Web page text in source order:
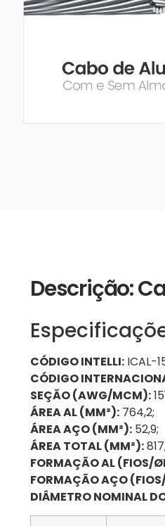
Descrição:
CÓDIGO INTELLI: ICAL-
CÓDIGO
SEÇÃO (AWG/MCM):
ÁREA AL (MM²): 764,2;
ÁREA AÇO (MM²): 52,9;
ÁREA TOTAL (MM²):
FORMAÇÃO AL (FIOS/
FORMAÇÃO AÇO
DIÂMETRO NOMINAL